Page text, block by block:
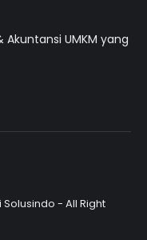
UMKM yang
- All Right